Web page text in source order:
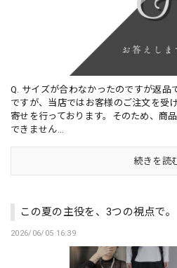
Q. サイズが合わなかったのですが返品
ですが、当店ではお客様のご注文を受
寄せを行っております。そのため、商
できません...
続きを読
この夏の主役を、3つの視点で。
2026/06/05 16:39